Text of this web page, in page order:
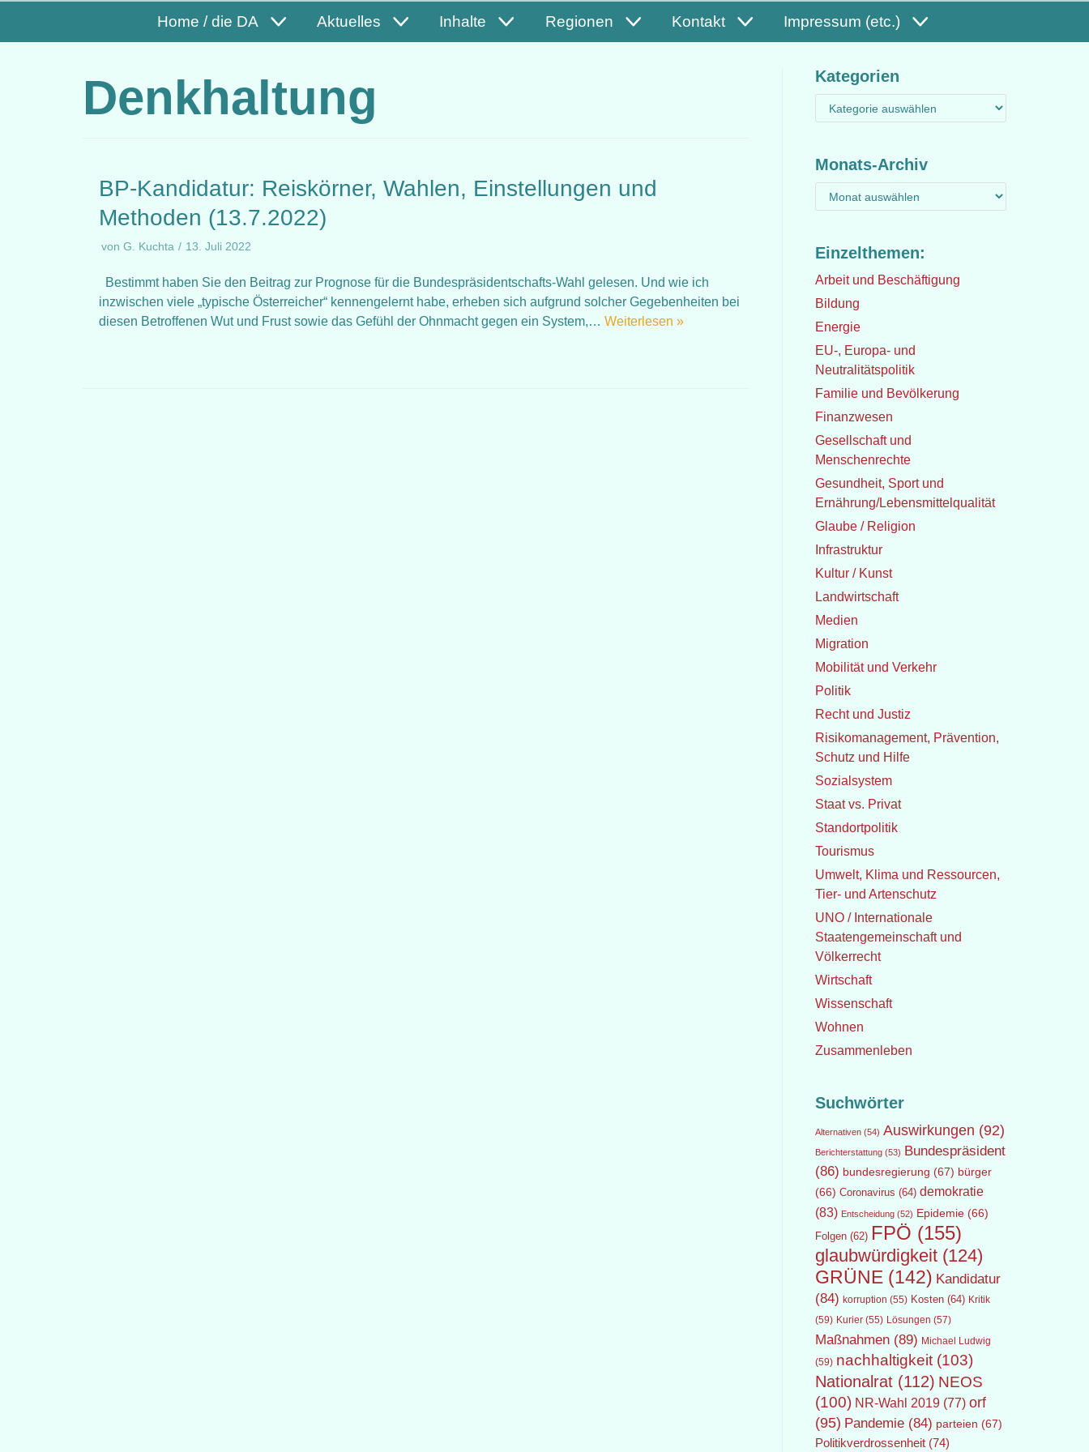
Home / die DA Aktuelles Inhalte Regionen Kontakt Impressum (etc.)
Denkhaltung
BP-Kandidatur: Reiskörner, Wahlen, Einstellungen und
Methoden (13.7.2022)
von G. Kuchta 13. Juli 2022
Bestimmt haben Sie den Beitrag zur Prognose für die Bundespräsidentschafts-Wahl gelesen. Und wie ich
inzwischen viele „typische Österreicher“ kennengelernt habe, erheben sich aufgrund solcher Gegebenheiten bei
diesen Betroffenen Wut und Frust sowie das Gefühl der Ohnmacht gegen ein System,… Weiterlesen »
Kategorien
Monats-Archiv
Einzelthemen:
Arbeit und Beschäftigung
Bildung
Energie
EU-, Europa- und
Neutralitätspolitik
Familie und Bevölkerung
Finanzwesen
Gesellschaft und
Menschenrechte
Gesundheit, Sport und
Ernährung/Lebensmittelqualität
Glaube / Religion
Infrastruktur
Kultur / Kunst
Landwirtschaft
Medien
Migration
Mobilität und Verkehr
Politik
Recht und Justiz
Risikomanagement, Prävention,
Schutz und Hilfe
Sozialsystem
Staat vs. Privat
Standortpolitik
Tourismus
Umwelt, Klima und Ressourcen,
Tier- und Artenschutz
UNO / Internationale
Staatengemeinschaft und
Völkerrecht
Wirtschaft
Wissenschaft
Wohnen
Zusammenleben
Suchwörter
Alternativen(54) Auswirkungen (92)
Berichterstattung(53) Bundespräsident
(86) bundesregierung (67) bürger
(66) Coronavirus (64) demokratie
(83) Entscheidung(52) Epidemie(66)
Folgen(62) FPÖ (155)
glaubwürdigkeit(124)
GRÜNE(142) Kandidatur
(84) korruption (55) Kosten(64) Kritik
(59) Kurier(55) Lösungen (57)
Maßnahmen(89) Michael Ludwig
(59) nachhaltigkeit(103)
Nationalrat(112) NEOS
(100) NR-Wahl 2019(77) orf
(95) Pandemie(84) parteien (67)
Politikverdrossenheit(74)